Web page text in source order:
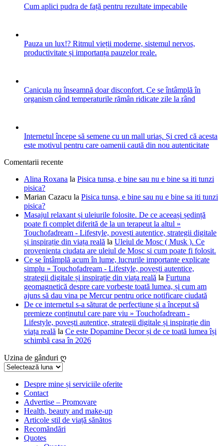
Cum aplici pudra de față pentru rezultate impecabile
Pauza un lux!? Ritmul vieții moderne, sistemul nervos,
productivitate și importanța pauzelor reale.
Canicula nu înseamnă doar disconfort. Ce se întâmplă în
organism când temperaturile rămân ridicate zile la rând
Internetul începe să semene cu un mall uriaș. Și cred că acesta
este motivul pentru care oamenii caută din nou autenticitate
Comentarii recente
Alina Roxana la Pisica tunsa, e bine sau nu e bine sa iti tunzi
pisica?
Marian Cazacu la Pisica tunsa, e bine sau nu e bine sa iti tunzi
pisica?
Masajul relaxant și uleiurile folosite. De ce aceeași ședință
poate fi complet diferită de la un terapeut la altul »
Touchofadream - Lifestyle, povești autentice, strategii digitale
și inspirație din viața reală la Uleiul de Mosc ( Musk ). Ce
provenienta ciudata are uleiul de Mosc si cum poate fi folosit.
Ce se întâmplă acum în lume, lucrurile importante explicate
simplu » Touchofadream - Lifestyle, povești autentice,
strategii digitale și inspirație din viața reală la Furtuna
geomagnetică despre care vorbește toată lumea, și cum am
ajuns să dau vina pe Mercur pentru orice notificare ciudată
De ce internetul s-a săturat de perfecțiune și a început să
premieze conținutul care pare viu » Touchofadream -
Lifestyle, povești autentice, strategii digitale și inspirație din
viața reală la Ce este Dopamine Decor și de ce toată lumea își
schimbă casa în 2026
Uzina de gânduri ღ
Uzina
gânduriDespre mine și serviciile oferite
Contact
Advertise – Promovare
Health, beauty and make-up
Articole stil de viață sănătos
Recomăndări
Quotes